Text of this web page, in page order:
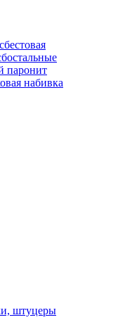
паронит
набивка
штуцеры